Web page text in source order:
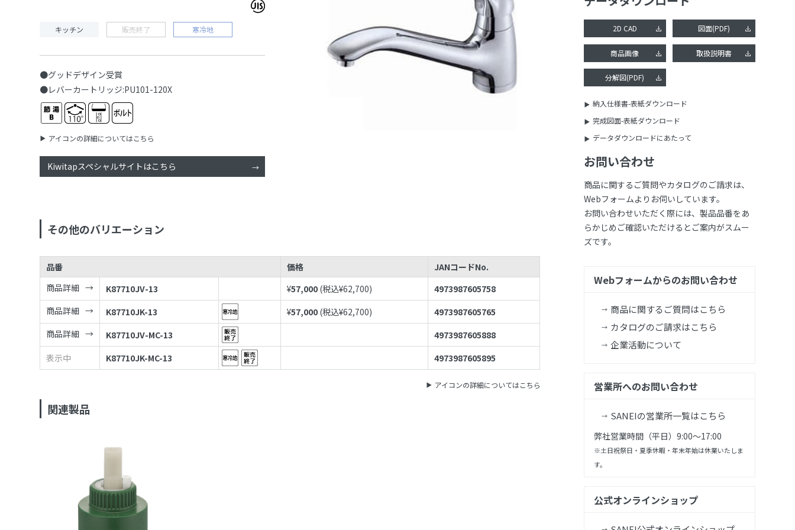
キッチン 販売終了 寒冷地
●グッドデザイン受賞
●レバーカートリッジ:PU101-120X
アイコンの詳細についてはこちら
Kiwitapスペシャルサイトはこちら
その他のバリエーション
品番 価格
JANコードNo.
商品詳細
K87710JV-13 ¥57,000 (税込¥62,700)
4973987605758
商品詳細
K87710JK-13 ¥57,000 (税込¥62,700)
4973987605765
商品詳細
K87710JV-MC-13
4973987605888
表示中
K87710JK-MC-13 4973987605895
アイコンの詳細についてはこちら
関連製品
2D CAD 図面(PDF)
商品画像 取扱説明書
分解図(PDF)
納入仕様書-表紙ダウンロード
完成図面-表紙ダウンロード
データダウンロードにあたって
お問い合わせ
商品に関するご質問やカタログのご請求は、
Webフォームよりお伺いしています。
お問い合わせいただく際には、製品品番をあ
らかじめご確認いただけるとご案内がスムー
ズです。
Webフォームからのお問い合わせ
商品に関するご質問はこちら
カタログのご請求はこちら
企業活動について
営業所へのお問い合わせ
SANEIの営業所一覧はこちら
弊社営業時間（平日）9:00～17:00
※土日祝祭日・夏季休暇・年末年始は休業いたしま
す。
公式オンラインショップ